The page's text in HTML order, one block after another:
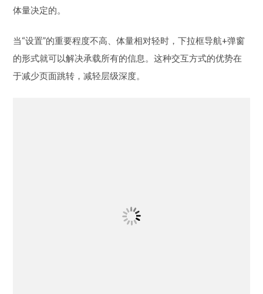
体量决定的。
当“设置”的重要程度不高、体量相对轻时，下拉框导航+弹窗
的形式就可以解决承载所有的信息。这种交互方式的优势在
于减少页面跳转，减轻层级深度。